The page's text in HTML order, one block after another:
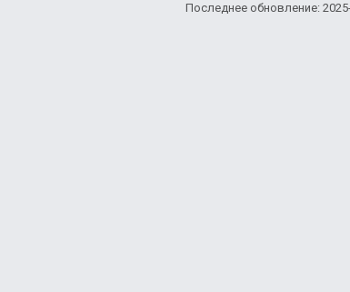
Последнее обновление: